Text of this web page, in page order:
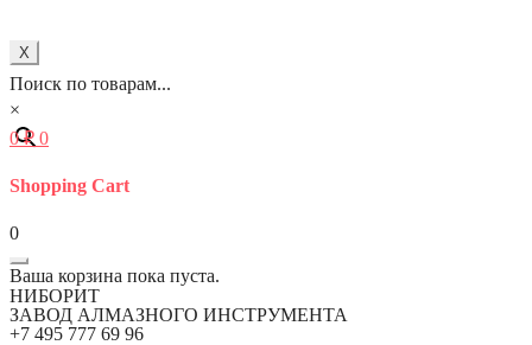
X
Поиск по товарам...
×
0₽ 0
Shopping Cart
0
Ваша корзина пока пуста.
НИБОРИТ
ЗАВОД АЛМАЗНОГО ИНСТРУМЕНТА
+7 495 777 69 96